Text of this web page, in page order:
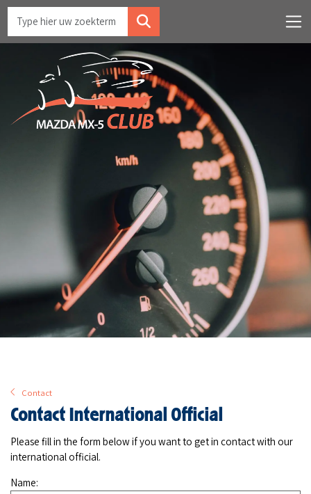
Contact
Contact International Official
Please fill in the form below if you want to get in contact with our
international official.
Name: